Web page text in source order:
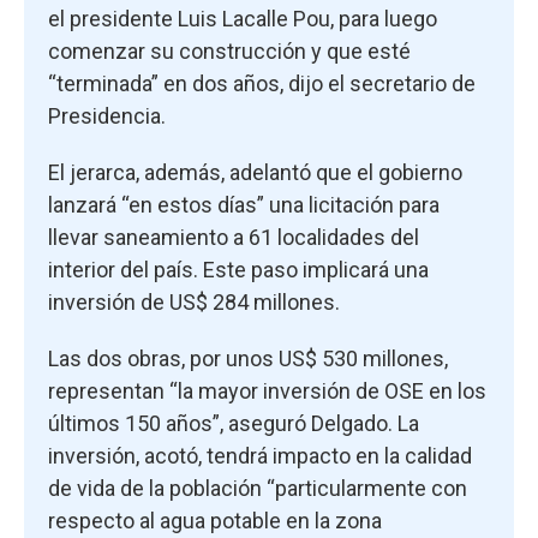
el presidente Luis Lacalle Pou, para luego
comenzar su construcción y que esté
“terminada” en dos años, dijo el secretario de
Presidencia.
El jerarca, además, adelantó que el gobierno
lanzará “en estos días” una licitación para
llevar saneamiento a 61 localidades del
interior del país. Este paso implicará una
inversión de US$ 284 millones.
Las dos obras, por unos US$ 530 millones,
representan “la mayor inversión de OSE en los
últimos 150 años”, aseguró Delgado. La
inversión, acotó, tendrá impacto en la calidad
de vida de la población “particularmente con
respecto al agua potable en la zona